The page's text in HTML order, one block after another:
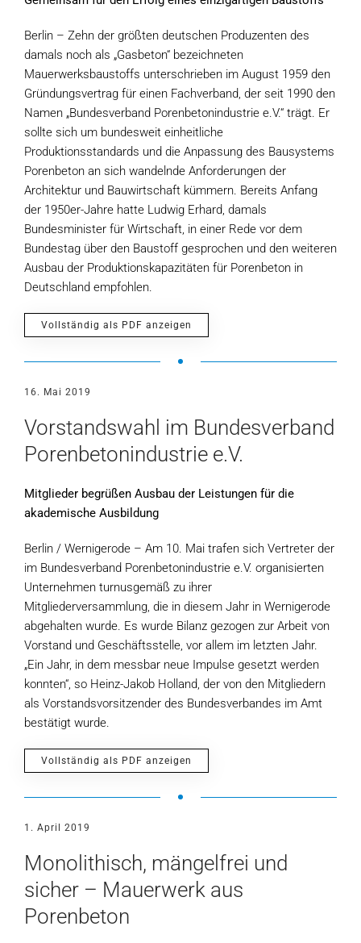
Berlin – Zehn der größten deutschen Produzenten des
damals noch als „Gasbeton“ bezeichneten
Mauerwerksbaustoffs unterschrieben im August 1959 den
Gründungsvertrag für einen Fachverband, der seit 1990 den
Namen „Bundesverband Porenbetonindustrie e.V.“ trägt. Er
sollte sich um bundesweit einheitliche
Produktionsstandards und die Anpassung des Bausystems
Porenbeton an sich wandelnde Anforderungen der
Architektur und Bauwirtschaft kümmern. Bereits Anfang
der 1950er-Jahre hatte Ludwig Erhard, damals
Bundesminister für Wirtschaft, in einer Rede vor dem
Bundestag über den Baustoff gesprochen und den weiteren
Ausbau der Produktionskapazitäten für Porenbeton in
Deutschland empfohlen.
Vollständig als PDF anzeigen
16. Mai 2019
Vorstandswahl im Bundesverband
Porenbetonindustrie e.V.
Mitglieder begrüßen Ausbau der Leistungen für die
akademische Ausbildung
Berlin / Wernigerode – Am 10. Mai trafen sich Vertreter der
im Bundesverband Porenbetonindustrie e.V. organisierten
Unternehmen turnusgemäß zu ihrer
Mitgliederversammlung, die in diesem Jahr in Wernigerode
abgehalten wurde. Es wurde Bilanz gezogen zur Arbeit von
Vorstand und Geschäftsstelle, vor allem im letzten Jahr.
„Ein Jahr, in dem messbar neue Impulse gesetzt werden
konnten“, so Heinz-Jakob Holland, der von den Mitgliedern
als Vorstandsvorsitzender des Bundesverbandes im Amt
bestätigt wurde.
Vollständig als PDF anzeigen
1. April 2019
Monolithisch, mängelfrei und
sicher – Mauerwerk aus
Porenbeton